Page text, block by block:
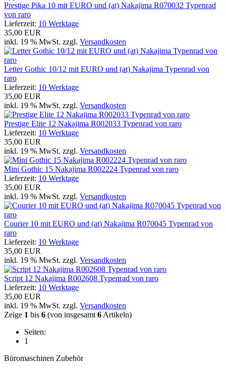
Prestige Pika 10 mit EURO und (at) Nakajima R070032 Typenrad
von raro
Lieferzeit: 10 Werktage
35,00 EUR
inkl. 19 % MwSt. zzgl. Versandkosten
Letter Gothic 10/12 mit EURO und (at) Nakajima Typenrad von
raro
Lieferzeit: 10 Werktage
35,00 EUR
inkl. 19 % MwSt. zzgl. Versandkosten
Prestige Elite 12 Nakajima R002033 Typenrad von raro
Lieferzeit: 10 Werktage
35,00 EUR
inkl. 19 % MwSt. zzgl. Versandkosten
Mini Gothic 15 Nakajima R002224 Typenrad von raro
Lieferzeit: 10 Werktage
35,00 EUR
inkl. 19 % MwSt. zzgl. Versandkosten
Courier 10 mit EURO und (at) Nakajima R070045 Typenrad von
raro
Lieferzeit: 10 Werktage
35,00 EUR
inkl. 19 % MwSt. zzgl. Versandkosten
Script 12 Nakajima R002608 Typenrad von raro
Lieferzeit: 10 Werktage
35,00 EUR
inkl. 19 % MwSt. zzgl. Versandkosten
Zeige 1 bis 6 (von insgesamt 6 Artikeln)
Seiten:
1
Büromaschinen Zubehör